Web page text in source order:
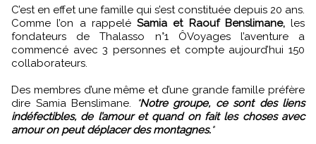
C’est en effet une famille qui s’est constituée depuis 20 ans.
Comme l’on a rappelé Samia et Raouf Benslimane,les
fondateurs de Thalasso n°1 ÔVoyages l’aventure a
commencé avec 3 personnes et compte aujourd’hui 150
collaborateurs.
Des membres d’une même et d’une grande famille préfère
dire Samia Benslimane. "Notre groupe, ce sont des liens
indéfectibles, de l’amour et quand on fait les choses avec
amour on peut déplacer des montagnes."